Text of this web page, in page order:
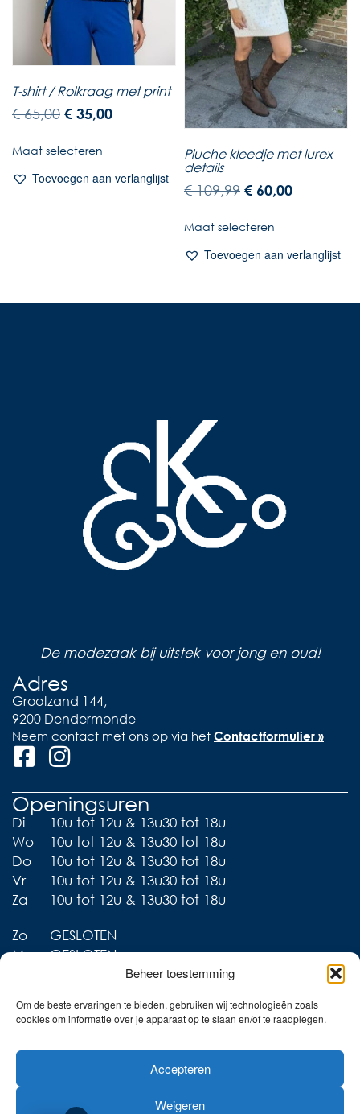
Beheer toestemming
Om de beste ervaringen te bieden, gebruiken wij technologieën zoals
cookies om informatie over je apparaat op te slaan en/of te raadplegen.
Accepteren
Weigeren
T-shirt / Rolkraag met print
€65,00 € 35,00
Maat selecteren
Toevoegen aan verlanglijst
Pluche kleedje met lurex
details
€109,99 € 60,00
Maat selecteren
Toevoegen aan verlanglijst
De modezaak bij uitstek voor jong en oud!
Adres
Grootzand 144,
9200 Dendermonde
Neem contact met ons op via het Contactformulier »
Openingsuren
Di
10u tot 12u & 13u30 tot 18u
Wo
10u tot 12u & 13u30 tot 18u
Do
10u tot 12u & 13u30 tot 18u
Vr
10u tot 12u & 13u30 tot 18u
Za
10u tot 12u & 13u30 tot 18u
Zo
GESLOTEN
Ma
GESLOTEN
Liever thuis shoppen?
Ontdek onze collecties in
de webshop!